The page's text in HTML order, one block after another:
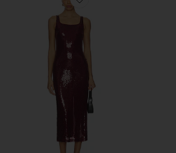
Favorite Sandra Sequin Dress